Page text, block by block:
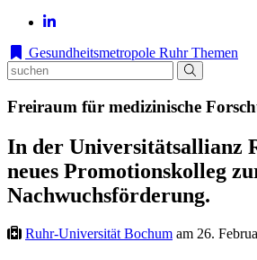
Gesundheitsmetropole Ruhr Themen
Freiraum für medizinische
In der Universitätsallianz
neues Promotionskolleg
Nachwuchsförderung.
Ruhr-Universität Bochum am 26.